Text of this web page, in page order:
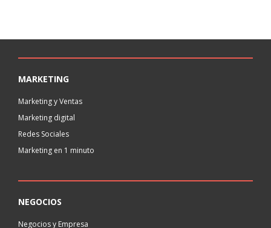
MARKETING
Marketing y Ventas
Marketing digital
Redes Sociales
Marketing en 1 minuto
NEGOCIOS
Negocios y Empresa